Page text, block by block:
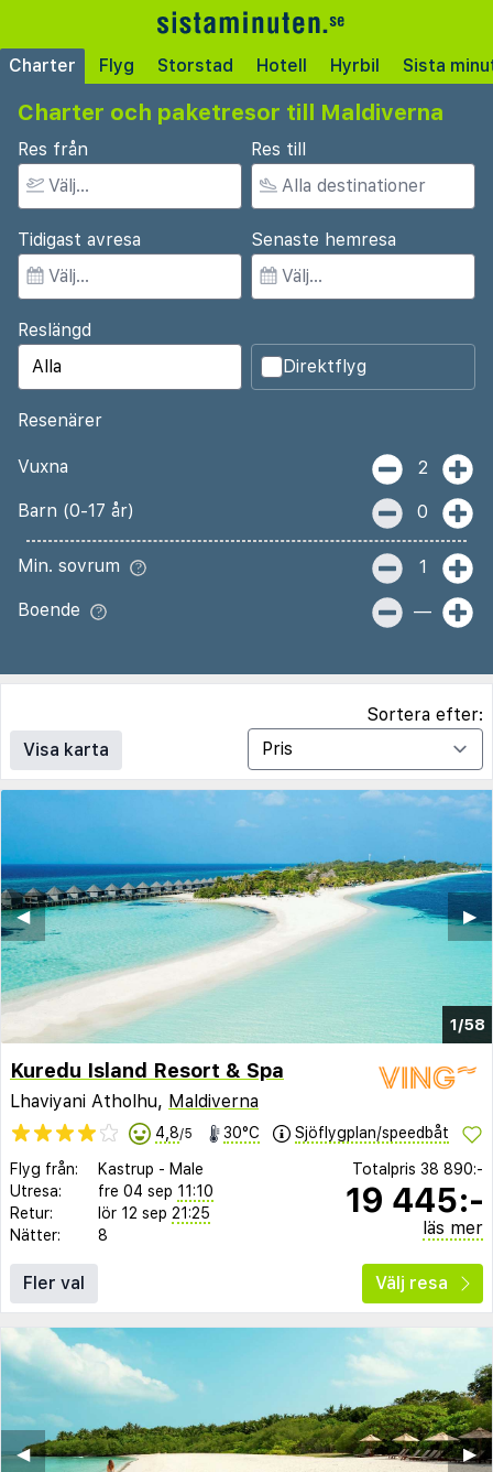
Charter Flyg Storstad Hotell Hyrbil Sista
Charter och paketresor till Maldiverna
Res från Res till
Tidigast avresa Senaste hemresa
Reslängd
Direktflyg
Resenärer
Vuxna 2
Barn (0-17 år) 0
Min. sovrum 1
Boende —
Visa karta
Sortera efter:
1/58
▶︎
◀︎
Kuredu Island Resort & Spa
Lhaviyani Atholhu, Maldiverna
4,8/5 30°C Sjöflygplan/speedbåt
Flyg från: Kastrup - Male
Utresa:
fre 04 sep 11:10
Retur:
lör 12 sep 21:25
Nätter:
8
Totalpris 38 890:-
19 445:-
läs mer
Fler val Välj resa
▶︎
◀︎